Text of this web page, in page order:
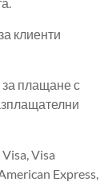
клиенти
за плащане с
Visa
Express,